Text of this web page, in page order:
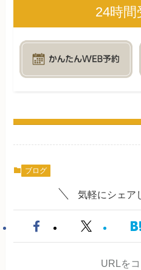
24時間
ブログ
気軽にシェア
URLを